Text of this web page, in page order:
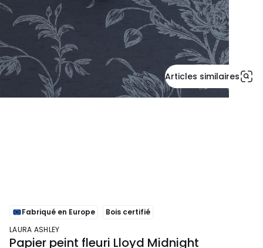
Articles similaires
Fabriqué en Europe
Bois certifié
LAURA ASHLEY
Papier peint fleuri Lloyd Midnight